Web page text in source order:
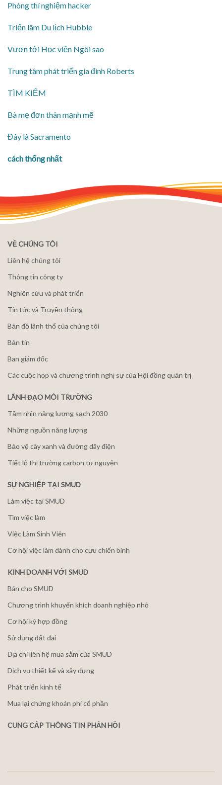
Phòng thí nghiệm hacker
Triển lãm Du lịch Hubble
Vươn tới Học viện Ngôi sao
Trung tâm phát triển gia đình Roberts
TÌM KIẾM
Bà mẹ đơn thân mạnh mẽ
Đây là Sacramento
cách thống nhất
VỀ CHÚNG TÔI
Liên hệ chúng tôi
Thông tin công ty
Nghiên cứu và phát triển
Tin tức và Truyền thông
Bản đồ lãnh thổ của chúng tôi
Bản tin
Ban giám đốc
Các cuộc họp và chương trình nghị sự của Hội đồng quản trị
LÃNH ĐẠO MÔI TRƯỜNG
Tầm nhìn năng lượng sạch 2030
Những nguồn năng lượng
Bảo vệ cây xanh và đường dây điện
Tiết lộ thị trường carbon tự nguyện
SỰ NGHIỆP TẠI SMUD
Làm việc tại SMUD
Tìm việc làm
Việc Làm Sinh Viên
Cơ hội việc làm dành cho cựu chiến binh
KINH DOANH VỚI SMUD
Bán cho SMUD
Chương trình khuyến khích doanh nghiệp nhỏ
Cơ hội ký hợp đồng
Sử dụng đất đai
Địa chỉ liên hệ mua sắm của SMUD
Dịch vụ thiết kế và xây dựng
Phát triển kinh tế
Mua lại chứng khoán phi cổ phần
CUNG CẤP THÔNG TIN PHẢN HỒI